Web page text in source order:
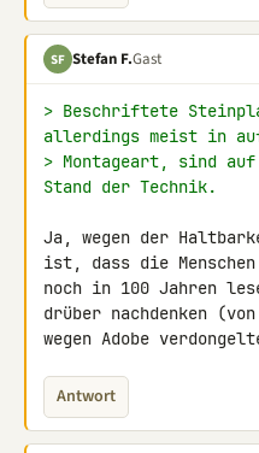
SF Stefan F.Gast
> Beschriftete
allerdings meist in
> Montageart, sind auf
Stand der Technik.
Ja, wegen der
ist, dass die Menschen
noch in 100 Jahren
drüber nachdenken (von
wegen Adobe
Antwort